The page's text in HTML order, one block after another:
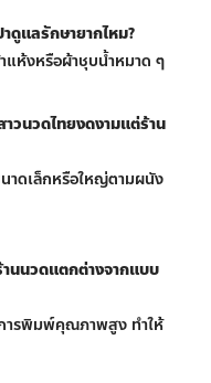
ดูแลรักษายากไหม?
แห้งหรือผ้าชุบน้ำหมาด ๆ
วนวดไทยงดงามแต่ร้าน
าดเล็กหรือใหญ่ตามผนัง
นนวดแตกต่างจากแบบ
ารพิมพ์คุณภาพสูง ทำให้